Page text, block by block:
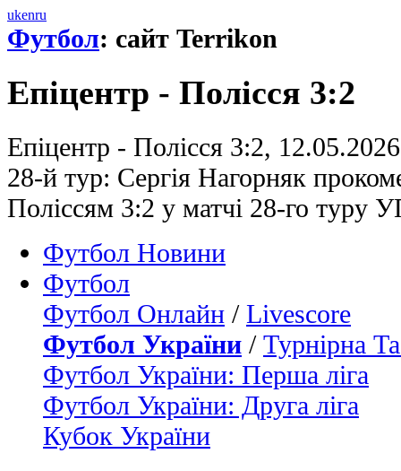
ukenru
Футбол: сайт Terrikon
Епіцентр - Полісся 3:2
Епіцентр - Полісся 3:2,
28-й тур: Сергія Нагорняк
Поліссям 3:2 у матчі 28-го туру
Футбол Новини
Футбол
Футбол Онлайн / Livescore
Футбол України / Турнірна
Футбол України: Перша ліга
Футбол України: Друга ліга
Кубок України